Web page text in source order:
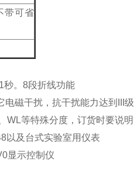
带可省
秒。8段折线功能
磁干扰，抗干扰能力达到III级
WL等特殊分度，订货时要说明
以及台式实验室用仪表
显示控制仪